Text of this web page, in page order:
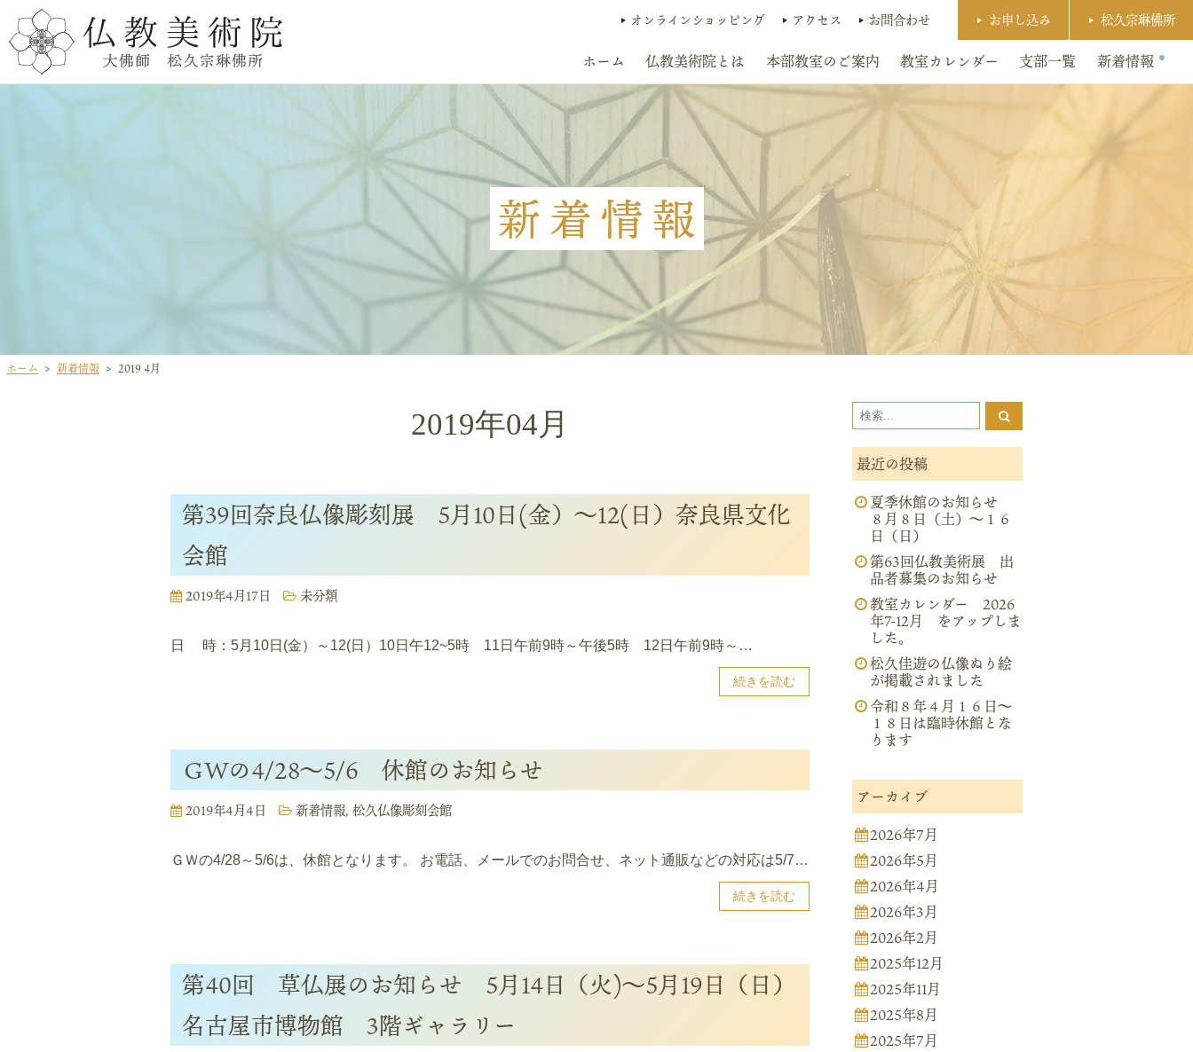
オンラインショッピング アクセス お問合わせ お申し込み 松久宗琳佛所
ホーム 仏教美術院とは 本部教室のご案内 教室カレンダー 支部一覧 新着情報
新着情報
ホーム 新着情報 2019 4月
2019年04月
第39回奈良仏像彫刻展 5月10日(金）～12(日）奈良県文化
会館
2019年4月17日 未分類
日 時：5月10日(金）～12(日）10日午12~5時 11日午前9時～午後5時 12日午前9時～…
続きを読む
ＧＷの4/28～5/6 休館のお知らせ
2019年4月4日 新着情報, 松久仏像彫刻会館
ＧＷの4/28～5/6は、休館となります。 お電話、メールでのお問合せ、ネット通販などの対応は5/7…
続きを読む
第40回 草仏展のお知らせ 5月14日（火)～5月19日（日）
名古屋市博物館 3階ギャラリー
最近の投稿
夏季休館のお知らせ
８月８日（土）～１６
日（日）
第63回仏教美術展 出
品者募集のお知らせ
教室カレンダー 2026
年7-12月 をアップしま
した。
松久佳遊の仏像ぬり絵
が掲載されました
令和８年４月１６日～
１８日は臨時休館とな
ります
アーカイブ
2026年7月
2026年5月
2026年4月
2026年3月
2026年2月
2025年12月
2025年11月
2025年8月
2025年7月